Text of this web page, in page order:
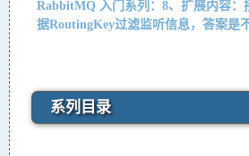
RabbitMQ 入门系列：8、扩展内容：
据RoutingKey过滤监听信息，答案是不
系列目录